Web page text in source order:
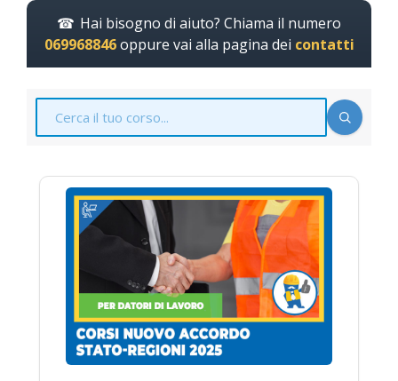
Hai bisogno di aiuto? Chiama il numero
069968846oppure vai alla pagina dei contatti